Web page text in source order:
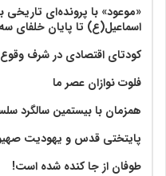
«موعود» با پرونده‌ای
اسماعیل(ع) تا پایان خلفای
کودتای اقتصادی در شرف
فلوت نوازان عصر ما
همزمان با بیستمین
پایتختی قدس و یهودیت
طوفان از جا کنده شده است!